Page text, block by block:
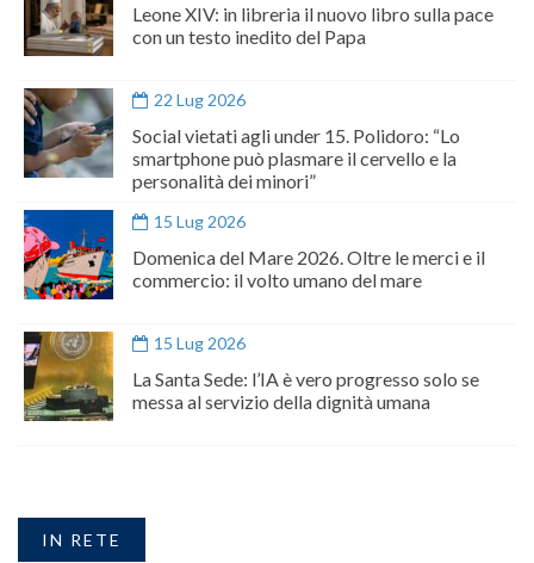
Leone XIV: in libreria il nuovo libro sulla pace
con un testo inedito del Papa
22 Lug 2026
Social vietati agli under 15. Polidoro: “Lo
smartphone può plasmare il cervello e la
personalità dei minori”
15 Lug 2026
Domenica del Mare 2026. Oltre le merci e il
commercio: il volto umano del mare
15 Lug 2026
La Santa Sede: l’IA è vero progresso solo se
messa al servizio della dignità umana
IN RETE